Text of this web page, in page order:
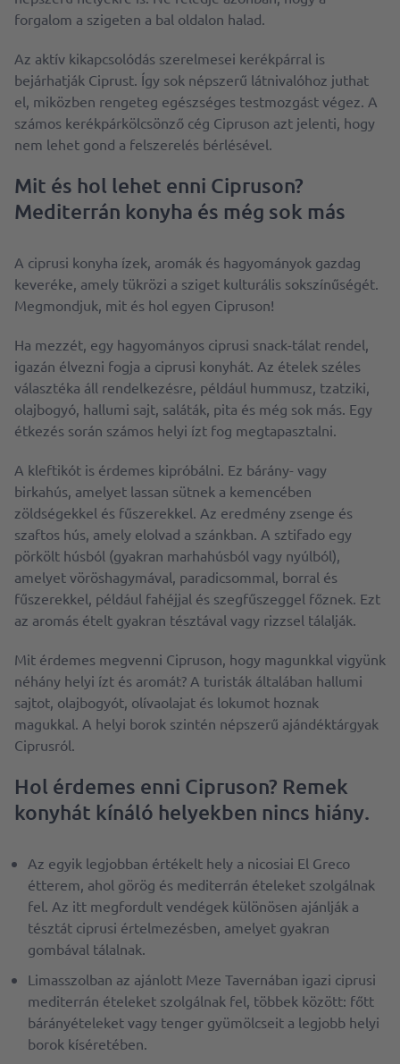
forgalom a szigeten a bal oldalon halad.
Az aktív kikapcsolódás szerelmesei kerékpárral is
bejárhatják Ciprust. Így sok népszerű látnivalóhoz juthat
el, miközben rengeteg egészséges testmozgást végez. A
számos kerékpárkölcsönző cég Cipruson azt jelenti, hogy
nem lehet gond a felszerelés bérlésével.
Mit és hol lehet enni Cipruson?
Mediterrán konyha és még sok más
A ciprusi konyha ízek, aromák és hagyományok gazdag
keveréke, amely tükrözi a sziget kulturális sokszínűségét.
Megmondjuk, mit és hol egyen Cipruson!
Ha mezzét, egy hagyományos ciprusi snack-tálat rendel,
igazán élvezni fogja a ciprusi konyhát. Az ételek széles
választéka áll rendelkezésre, például hummusz, tzatziki,
olajbogyó, hallumi sajt, saláták, pita és még sok más. Egy
étkezés során számos helyi ízt fog megtapasztalni.
A kleftikót is érdemes kipróbálni. Ez bárány- vagy
birkahús, amelyet lassan sütnek a kemencében
zöldségekkel és fűszerekkel. Az eredmény zsenge és
szaftos hús, amely elolvad a szánkban. A sztifado egy
pörkölt húsból (gyakran marhahúsból vagy nyúlból),
amelyet vöröshagymával, paradicsommal, borral és
fűszerekkel, például fahéjjal és szegfűszeggel főznek. Ezt
az aromás ételt gyakran tésztával vagy rizzsel tálalják.
Mit érdemes megvenni Cipruson, hogy magunkkal vigyünk
néhány helyi ízt és aromát? A turisták általában hallumi
sajtot, olajbogyót, olívaolajat és lokumot hoznak
magukkal. A helyi borok szintén népszerű ajándéktárgyak
Ciprusról.
Hol érdemes enni Cipruson? Remek
konyhát kínáló helyekben nincs hiány.
Az egyik legjobban értékelt hely a nicosiai El Greco
étterem, ahol görög és mediterrán ételeket szolgálnak
fel. Az itt megfordult vendégek különösen ajánlják a
tésztát ciprusi értelmezésben, amelyet gyakran
gombával tálalnak.
Limasszolban az ajánlott Meze Tavernában igazi ciprusi
mediterrán ételeket szolgálnak fel, többek között: főtt
bárányételeket vagy tenger gyümölcseit a legjobb helyi
borok kíséretében.